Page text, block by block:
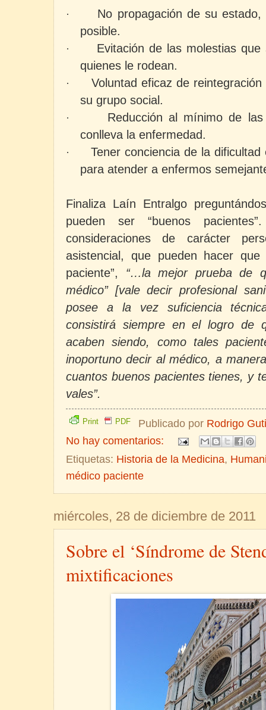
·
No propagación de su
posible.
·
Evitación de las molestias
quienes le rodean.
·
Voluntad eficaz de
su grupo social.
·
Reducción al mínimo de
conlleva la enfermedad.
·
Tener conciencia de la
para atender a enfermos
Finaliza Laín Entralgo
pueden ser “buenos
consideraciones de carácter
asistencial, que pueden hacer
paciente”, “…la mejor prueba de
médico” [vale decir profesional
posee a la vez suficiencia
consistirá siempre en el logro de
acaben siendo, como tales
inoportuno decir al médico, a
cuantos buenos pacientes tienes, y
vales”.
Print PDF Publicado por Rodrigo
No hay comentarios:
Etiquetas: Historia de la Medicina,
médico paciente
miércoles, 28 de diciembre de 2011
Sobre el ‘Síndrome de
mixtificaciones